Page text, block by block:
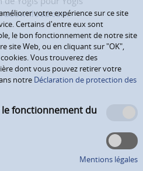
votre expérience sur ce site
Certains d'entre eux sont
le bon fonctionnement de notre site
site Web, ou en cliquant sur "OK",
Vous trouverez des
dont vous pouvez retirer votre
notre Déclaration de protection des
le fonctionnement du
Mentions légales